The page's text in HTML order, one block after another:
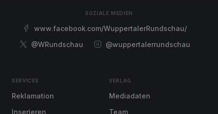
SOZIALE MEDIEN
www.facebook.com/WuppertalerRundschau/
@WRundschau
@wuppertalerrundschau
SERVICES
Reklamation
Inserieren
VERLAG
Mediadaten
Team